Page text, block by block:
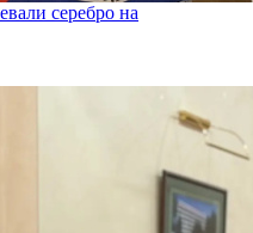
серебро на